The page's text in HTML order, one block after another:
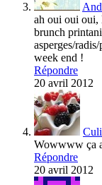
ah oui oui oui,
brunch
asperges/
week end !
Répondre
20 avril 2012
Wowwww ça
Répondre
20 avril 2012